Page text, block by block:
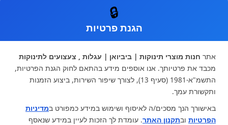
עגלות וטיולונים
כיסא בטיחות ואביזרים
ריהוט לתינוקות
מצעים למיטת תינוק וטקסטיל
צעצועי ילדים
על גלגלים
הנקה והאכלה
מוצרי אמבטיה
מוזמנים לבקר אותנו:
🔒
הגנת פרטיות
אתר חנות מוצרי תינוקות | ביביואן | עגלות , צעצועים לתינוקות
מכבד את פרטיותך. אנו אוספים מידע בהתאם לחוק הגנת הפרטיות,
התשמ"א-1981 (סעיף 13), לצורך שיפור השירות, ביצוע הזמנות
ותקשורת עמך.
באישורך הנך מסכים/ה לאיסוף ושימוש במידע כמפורט במדיניות
הפרטיות ובתקנון האתר. עומדת לך הזכות לעיין במידע שנאסף